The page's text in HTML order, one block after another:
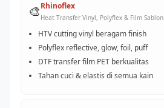
🎨Rhinoflex
Heat Transfer Vinyl, Polyflex & Film Sablon
HTV cutting vinyl beragam finish
Polyflex reflective, glow, foil, puff
DTF transfer film PET berkualitas
Tahan cuci & elastis di semua kain